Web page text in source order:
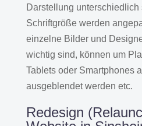
Darstellung unterschiedlich
Schriftgröße werden
einzelne Bilder und
wichtig sind, können um
Tablets oder Smartphones
ausgeblendet werden etc.
Redesign